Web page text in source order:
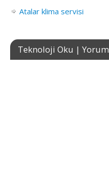
Atalar klima servisi
Teknoloji Oku | Yorum